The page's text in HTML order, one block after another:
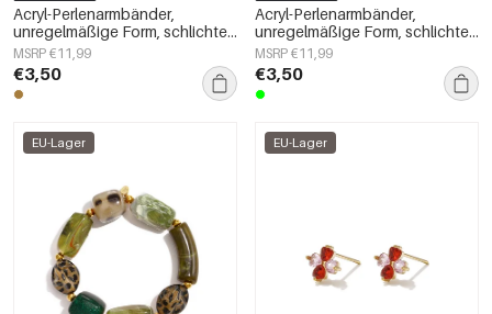
Acryl-Perlenarmbänder,
unregelmäßige Form, schlichte
Alltagsserie, Damenschmuck
MSRP €11,99
€3,50
Acryl-Perlenarmbänder,
unregelmäßige Form, schlichte
Alltagsserie, Damenschmuck
MSRP €11,99
€3,50
EU-Lager EU-Lager